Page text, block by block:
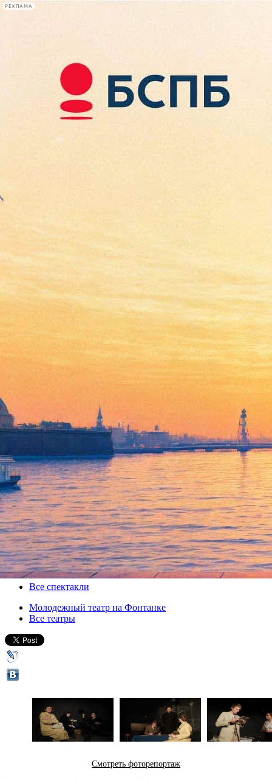
РЕКЛАМА
Сегодня:
2026.08.08
23:18
Афиша Plus
Премьера! Идиот-2012
12 июня 2012, вторник,18.00-13 июня 2012, среда,19.00
Версия для печати
Все спектакли
Молодежный театр на Фонтанке
Все театры
Смотреть фоторепортаж